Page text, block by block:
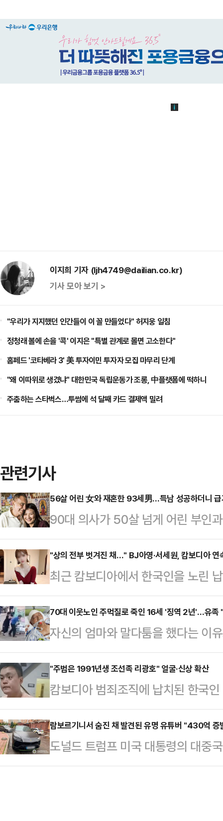
이지희 기자 (ljh4749@dailian.co.kr)
기사 모아 보기 >
"우리가 지지했던 인간들이 이 꼴 만들었다" 허지웅 일침
정청래 볼에 손을 '콕' 이지은 "특별 관계로 몰면 고소한다"
홈페드 '코타베라 3' 美 투자이민 투자자 모집 마무리 단계
"왜 이따위로 생겼냐" 대한민국 독립운동가 조롱, 中플랫폼에 떡하니
주춤하는 스타벅스…투썸에 석 달째 카드 결제액 밀려
관련기사
56살 어린 女와 재혼한 93세男…득남 성공하더니 급
90대 의사가 50살 넘게 어린 부인
있다. 이들은 두 번째 아이를 계획
럴드선 등 외신에 따르면 존 레빈
인 베로니카와 2013년 사별했다.
은 2024년 65세의 나이에 루게릭
던 중 언어학자인 루 옌잉 박사와
다. 레빈 박사와 루 박사와의 나이
들…
"상의 전부 벗겨진 채…" BJ아영·서세원, 캄보디아 연
최근 캄보디아에서 한국인을 노린
년 전 고(故) BJ아영(본명 변아영)
변씨는 지난 2023년 6월2일 지인
도 프놈펜 인근 칸달주의 한 공사장
태로 발견됐다.캄보디아 현지 경찰
체포했다. 이들은 변씨가 자신들이
던 중 발작을 일으켜 사망했으며 이
지만 시신 발견 …
70대 이웃노인 주먹질로 죽인 16세 '징역 2년'…유족
자신의 엄마와 말다툼을 했다는 이
지게 한 10대 남학생이 실형을 선
부는 상해치사 혐의로 기소된 A군
년을 선고하고 법정 구속했다. 폭
게는 벌금 100만원을 선고했다.A
택가 거리에서 70대 남성 C씨의 얼
소됐다. B씨는 같은 날 C씨의 어깨
으…
"주범은 1991년생 조선족 리광호" 얼굴·신상 확산
캄보디아 범죄조직에 납치된 한국
생한 가운데 해당 사건 주범의 신
다.16일 텔레그램 등 SNS에는 숨
로 알려진 조직원 리광호의 사진과
생으로 중국 길림성 훈춘시 출신
람보르기니서 숨진 채 발견된 유명 유튜버 "430억 증
도널드 트럼프 미국 대통령의 대중
데 우크라이나에서 활동한 유명 암